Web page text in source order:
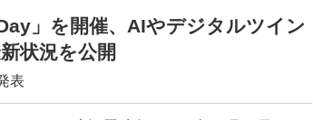
」を開催、AIやデジタルツイン
状況を公開
表